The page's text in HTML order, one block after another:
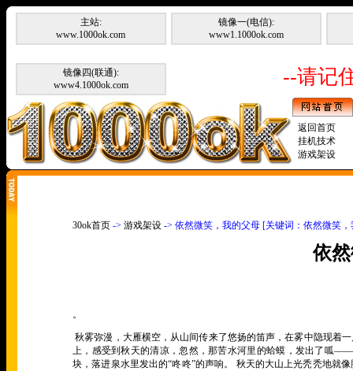
主站:
www.1000ok.com
镜像一(电信):
www1.1000ok.com
镜像四(联通):
www4.1000ok.com
--请记
返回首页
挂机技术
游戏架设
30ok首页 -> 游戏架设 -> 依然微笑，我的父母 [关键词：依然微笑
依
。
秋雾弥漫，大雁横空，从山间传来了悠扬的笛声，在雾中隐现着
上，感受到秋天的清凉，忽然，那苦水河里的蛤蟆，发出了呱——
块，落进泉水里发出的“咚咚”的声响。 秋天的大山上光秃秃地就